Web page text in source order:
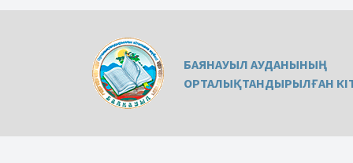
БАЯНАУЫЛ АУДАНЫНЫҢ
ОРТАЛЫҚТАНДЫРЫЛҒАН